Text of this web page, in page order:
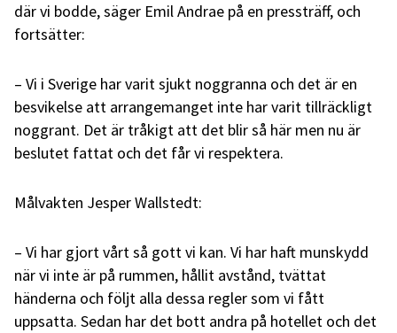
där vi bodde, säger Emil Andrae på en pressträff, och
fortsätter:
– Vi i Sverige har varit sjukt noggranna och det är en
besvikelse att arrangemanget inte har varit tillräckligt
noggrant. Det är tråkigt att det blir så här men nu är
beslutet fattat och det får vi respektera.
Målvakten Jesper Wallstedt:
– Vi har gjort vårt så gott vi kan. Vi har haft munskydd
när vi inte är på rummen, hållit avstånd, tvättat
händerna och följt alla dessa regler som vi fått
uppsatta. Sedan har det bott andra på hotellet och det